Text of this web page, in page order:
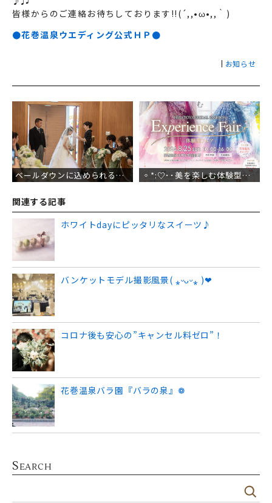
皆様からのご連絡お待ちしております!!(´,,•ω•,,｀)
●花巻温泉ウエディング公式ＨＰ●
お知らせ
ビ
ゲ
ー
シ
ョ
ン
ベールダウンに込められる意味と想い。 ◦*:♡･･美を楽しむ体験型フェア･･♡:*゜
関連する記事
ホワイトdayにピッタリなスイーツ♪
バンケットモデル撮影風景( ⁎ᵕᴗᵕ⁎ )❤︎
コロナ後も安心の”キャンセル料ゼロ”！
花巻温泉バラ園『バラの泉』❁
SEARCH